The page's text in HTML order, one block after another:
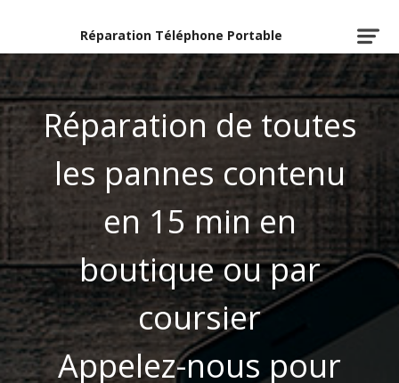
Réparation Téléphone Portable
Réparation de toutes
les pannes contenu
en 15 min en
boutique ou par
coursier
Appelez-nous pour